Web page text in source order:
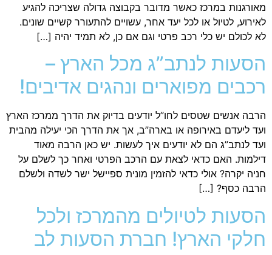
מאורגנות במרכז כאשר מדובר בקבוצה גדולה שצריכה להגיע
לאירוע, לטיול או לכל יעד אחר, עשויים להתעורר קשיים שונים.
לא לכולם יש כלי רכב פרטי וגם אם כן, לא תמיד יהיה […]
הסעות לנתב”ג מכל הארץ –
רכבים מפוארים ונהגים אדיבים!
הרבה אנשים שטסים לחו”ל יודעים בדיוק את הדרך ממרכז הארץ
ועד ליעדם באירופה או בארה”ב, אך את הדרך הכי יעילה מהבית
ועד לנתב”ג הם לא יודעים איך לעשות. יש כאן הרבה מאוד
דילמות. האם כדאי לצאת עם הרכב הפרטי ואחר כך לשלם על
חניה יקרה? אולי כדאי להזמין מונית ספיישל ישר לשדה ולשלם
הרבה כסף? […]
הסעות לטיולים מהמרכז ולכל
חלקי הארץ! חברת הסעות לב